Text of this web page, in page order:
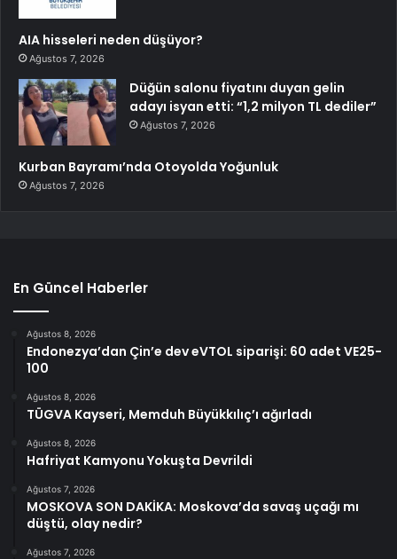
AIA hisseleri neden düşüyor?
Ağustos 7, 2026
Düğün salonu fiyatını duyan gelin
adayı isyan etti: “1,2 milyon TL dediler”
Ağustos 7, 2026
Kurban Bayramı’nda Otoyolda Yoğunluk
Ağustos 7, 2026
En Güncel Haberler
Ağustos 8, 2026
Endonezya’dan Çin’e dev eVTOL siparişi: 60 adet VE25-
100
Ağustos 8, 2026
TÜGVA Kayseri, Memduh Büyükkılıç’ı ağırladı
Ağustos 8, 2026
Hafriyat Kamyonu Yokuşta Devrildi
Ağustos 7, 2026
MOSKOVA SON DAKİKA: Moskova’da savaş uçağı mı
düştü, olay nedir?
Ağustos 7, 2026